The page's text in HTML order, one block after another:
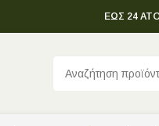
ΕΩΣ 24